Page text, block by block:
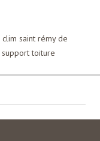
clim saint rémy de
support toiture